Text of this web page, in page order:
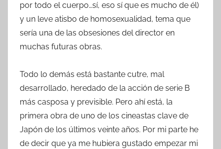
por todo el cuerpo…sí, eso sí que es mucho de él)
y un leve atisbo de homosexualidad, tema que
sería una de las obsesiones del director en
muchas futuras obras.
Todo lo demás está bastante cutre, mal
desarrollado, heredado de la acción de serie B
más casposa y previsible. Pero ahí está, la
primera obra de uno de los cineastas clave de
Japón de los últimos veinte años. Por mi parte he
de decir que ya me hubiera gustado empezar mi